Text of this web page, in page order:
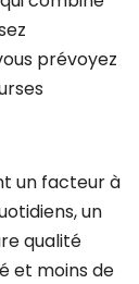
prévoyez
un facteur à
un
qualité
et moins de